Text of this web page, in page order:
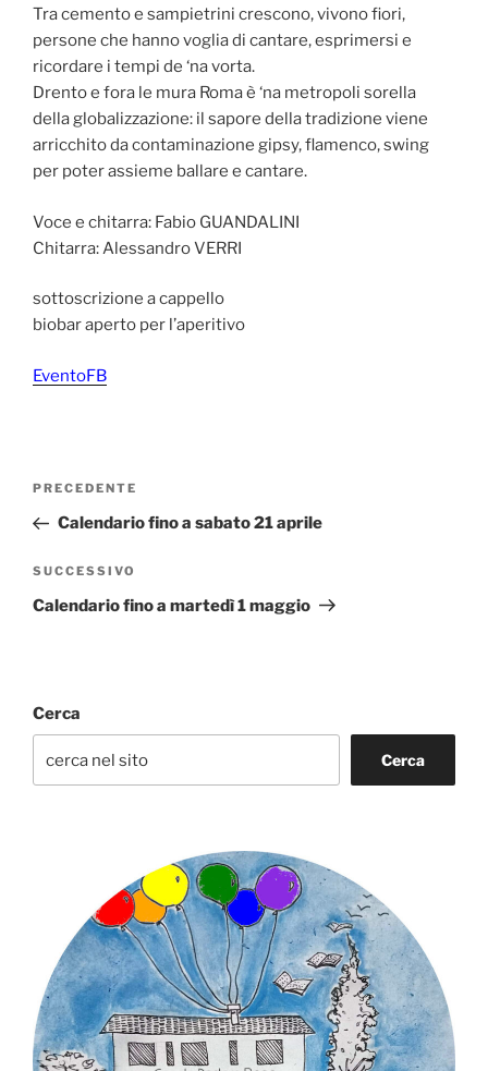
Tra cemento e sampietrini crescono, vivono fiori,
persone che hanno voglia di cantare, esprimersi e
ricordare i tempi de ‘na vorta.
Drento e fora le mura Roma è ‘na metropoli sorella
della globalizzazione: il sapore della tradizione viene
arricchito da contaminazione gipsy, flamenco, swing
per poter assieme ballare e cantare.
Voce e chitarra: Fabio GUANDALINI
Chitarra: Alessandro VERRI
sottoscrizione a cappello
biobar aperto per l’aperitivo
EventoFB
Navigazione
Articolo
precedente:
PRECEDENTE
Calendario fino a sabato 21 aprile
Articolo
successivo
SUCCESSIVO
Calendario fino a martedì 1 maggio
Cerca
Cerca